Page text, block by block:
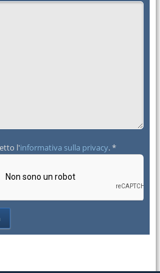
l'informativa sulla privacy. *